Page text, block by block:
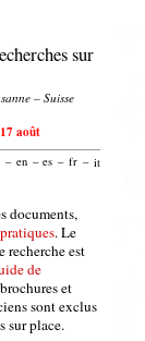
sur
– Suisse
août
– en – es – fr – it
documents,
. Le
recherche est
de
et
sont exclus
sur place.